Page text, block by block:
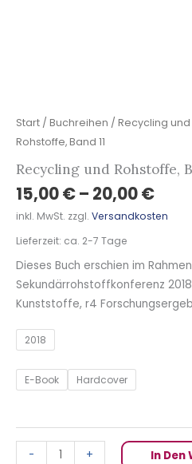
Start / Buchreihen / Recycling
Rohstoffe, Band 11
Recycling und Rohstoffe,
15,00€– 20,00€
inkl. MwSt. zzgl. Versandkosten
Lieferzeit: ca. 2-7 Tage
Dieses Buch erschien im
Sekundärrohstoffkonferenz
Kunststoffe, r4
2018
E-Book Hardcover
-
Rohstoffe,
Band
Menge
+ In Den